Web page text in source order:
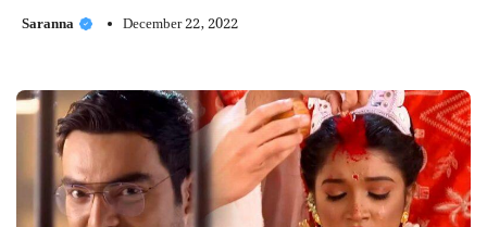
Saranna December 22, 2022